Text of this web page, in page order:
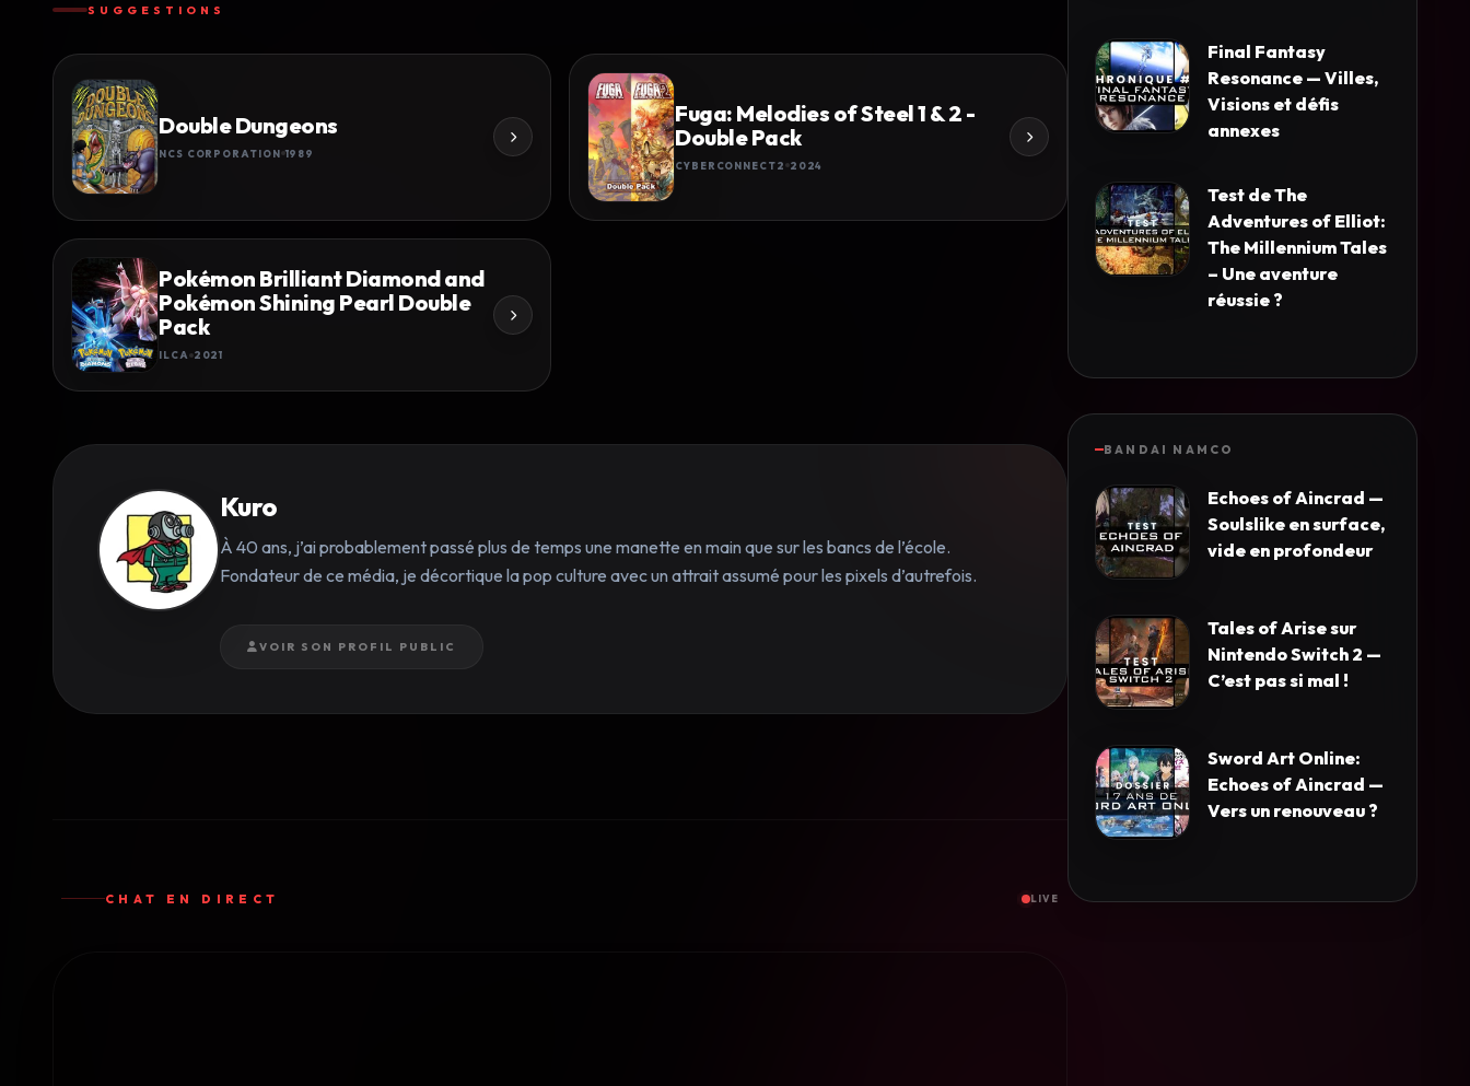
SUGGESTIONS
Double Dungeons
NCS CORPORATION 1989
Fuga: Melodies of Steel 1 & 2 -
Double Pack
CYBERCONNECT2 2024
Pokémon Brilliant Diamond and
Pokémon Shining Pearl Double
Pack
ILCA 2021
Kuro
À 40 ans, j’ai probablement passé plus de temps une manette en main que sur les bancs de l’école.
Fondateur de ce média, je décortique la pop culture avec un attrait assumé pour les pixels d’autrefois.
VOIR SON PROFIL PUBLIC
CHAT EN DIRECT LIVE
Final Fantasy
Resonance — Villes,
Visions et défis
annexes
Test de The
Adventures of Elliot:
The Millennium Tales
– Une aventure
réussie ?
BANDAI NAMCO
Echoes of Aincrad —
Soulslike en surface,
vide en profondeur
Tales of Arise sur
Nintendo Switch 2 —
C’est pas si mal !
Sword Art Online:
Echoes of Aincrad —
Vers un renouveau ?